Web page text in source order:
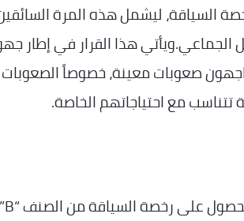
السياقة، ليشمل هذه المرة
الجماعي.ويأتي هذا القرار في إطار
صعوبات معينة، خصوصاً الصعوبات
تتناسب مع احتياجاتهم الخاصة.
وكان هذا المشروع التجريبي يقتصر في السابق على المترشحين للحصول على رخصة السياقة من الصنف “B”